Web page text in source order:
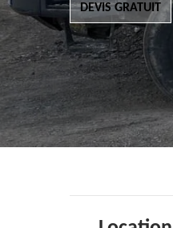
DEVIS GRATUIT